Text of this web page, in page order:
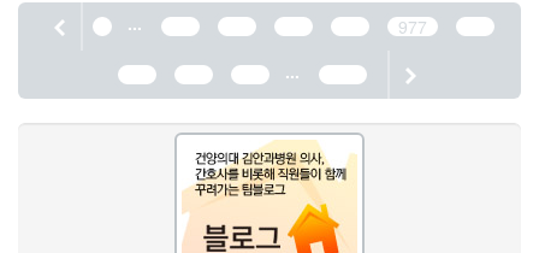
... 977
...